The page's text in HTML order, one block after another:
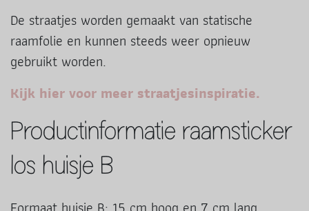
De straatjes worden gemaakt van statische
raamfolie en kunnen steeds weer opnieuw
gebruikt worden.
Kijk hier voor meer straatjesinspiratie.
Productinformatie raamsticker
los huisje B